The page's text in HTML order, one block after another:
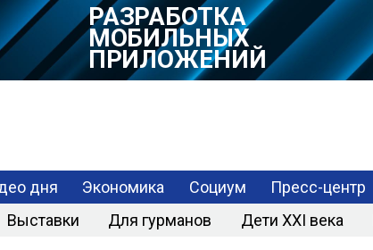
РАЗРАБОТКА
МОБИЛЬНЫХ
ПРИЛОЖЕНИЙ
дня Экономика Социум Пресс-центр
Выставки Для гурманов Дети XXI века